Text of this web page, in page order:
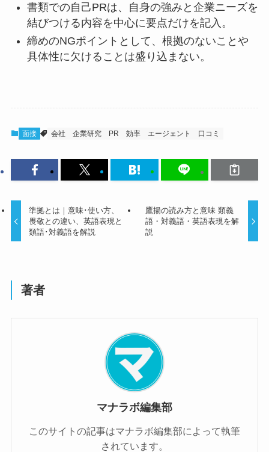
書類での自己PRは、自身の強みと企業ニーズを
結びつける内容を中心に要点だけを記入。
締めのNGポイントとして、根拠のないことや
具体性に欠けることは盛り込まない。
面接 会社 企業研究 PR 効率 エージェント 口コミ
準拠とは｜意味･使い方、
畏敬との違い、英語表現と
類語･対義語を解説
鷹揚の読み方と意味 類義
語・対義語・英語表現を解
説
著者
マナラボ編集部
このサイトの記事はマナラボ編集部によって執筆
されています。